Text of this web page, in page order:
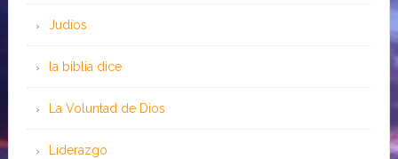
Judíos
la biblia dice
La Voluntad de Dios
Liderazgo